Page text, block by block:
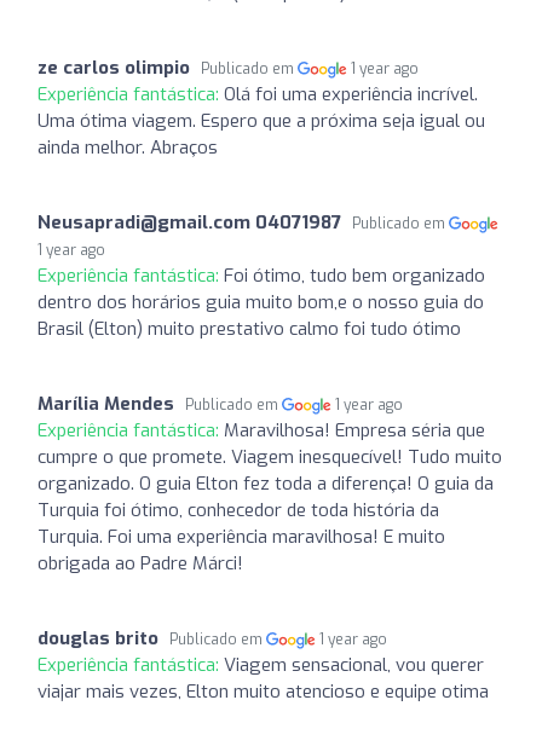
ze carlos olimpio Publicado em 1 year ago
Experiência fantástica: Olá foi uma experiência incrível.
Uma ótima viagem. Espero que a próxima seja igual ou
ainda melhor. Abraços
Neusapradi@gmail.com 04071987
Publicado em
1 year ago
Experiência fantástica: Foi ótimo, tudo bem organizado
dentro dos horários guia muito bom,e o nosso guia do
Brasil (Elton) muito prestativo calmo foi tudo ótimo
Marília Mendes Publicado em 1 year ago
Experiência fantástica: Maravilhosa! Empresa séria que
cumpre o que promete. Viagem inesquecível! Tudo muito
organizado. O guia Elton fez toda a diferença! O guia da
Turquia foi ótimo, conhecedor de toda história da
Turquia. Foi uma experiência maravilhosa! E muito
obrigada ao Padre Márci!
douglas brito Publicado em 1 year ago
Experiência fantástica: Viagem sensacional, vou querer
viajar mais vezes, Elton muito atencioso e equipe otima